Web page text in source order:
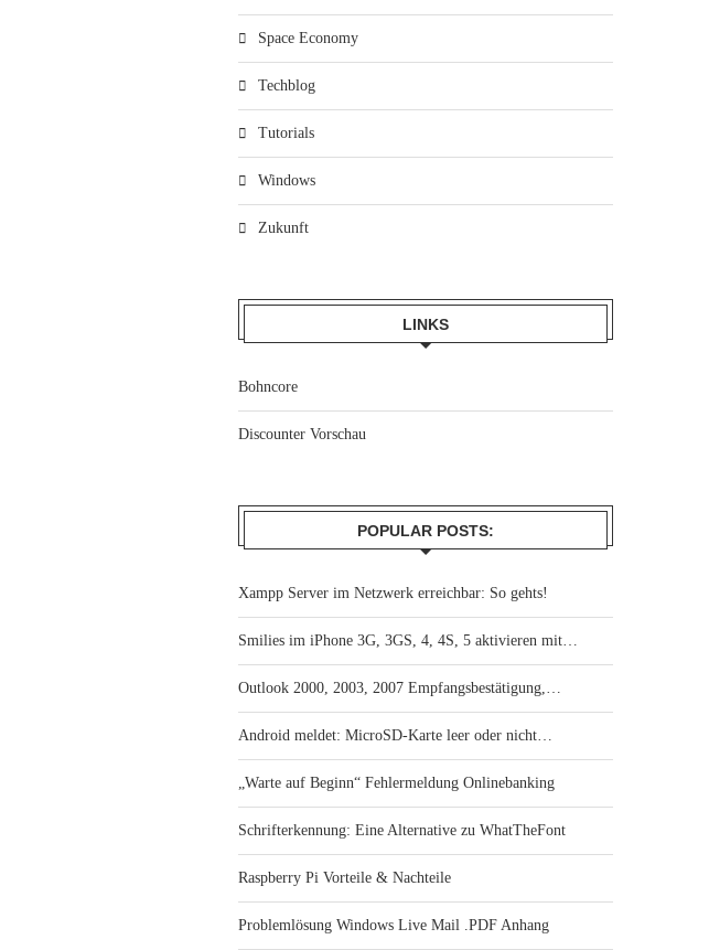
Space Economy
Techblog
Tutorials
Windows
Zukunft
LINKS
Bohncore
Discounter Vorschau
POPULAR POSTS:
Xampp Server im Netzwerk erreichbar: So gehts!
Smilies im iPhone 3G, 3GS, 4, 4S, 5 aktivieren mit…
Outlook 2000, 2003, 2007 Empfangsbestätigung,…
Android meldet: MicroSD-Karte leer oder nicht…
„Warte auf Beginn“ Fehlermeldung Onlinebanking
Schrifterkennung: Eine Alternative zu WhatTheFont
Raspberry Pi Vorteile & Nachteile
Problemlösung Windows Live Mail .PDF Anhang